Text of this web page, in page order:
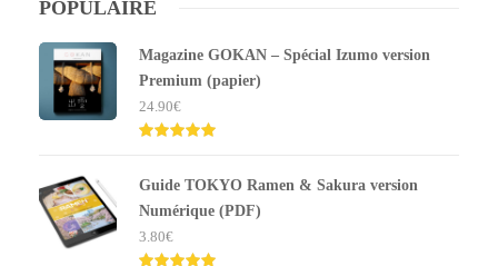
POPULAIRE
Magazine GOKAN – Spécial Izumo version
Premium (papier)
24.90€
sur 5
Guide TOKYO Ramen & Sakura version
Numérique (PDF)
3.80€